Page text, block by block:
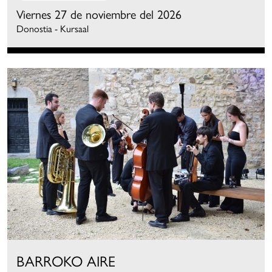
Viernes 27 de noviembre del 2026
Donostia - Kursaal
BARROKO AIRE